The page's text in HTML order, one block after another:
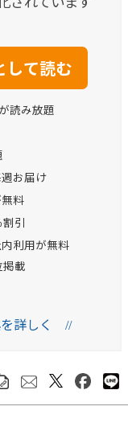
読み放題
お届け
料
引
利用が無料
掲載
詳しく //